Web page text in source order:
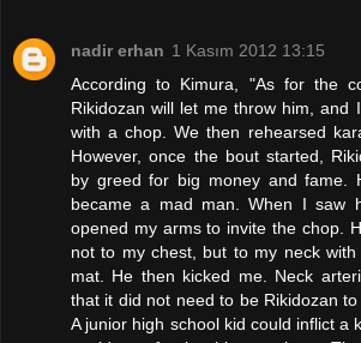
nadir erhan 1 Kasım 2012 13:15
According to Kimura, "As for the
Rikidozan will let me throw him, and
with a chop. We then rehearsed
However, once the bout started,
by greed for big money and fame.
became a mad man. When I saw
opened my arms to invite the chop.
not to my chest, but to my neck
mat. He then kicked me. Neck
that it did not need to be Rikidozan
A junior high school kid could inflict a